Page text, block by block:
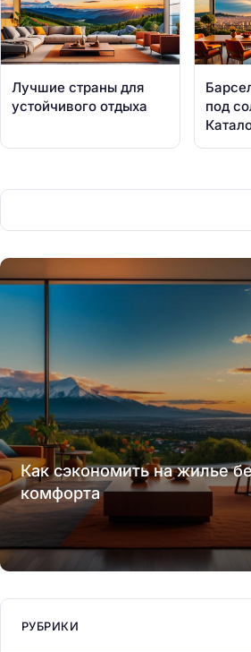
Лучшие страны для
устойчивого отдыха
под
Как сэкономить на жилье
комфорта
РУБРИКИ